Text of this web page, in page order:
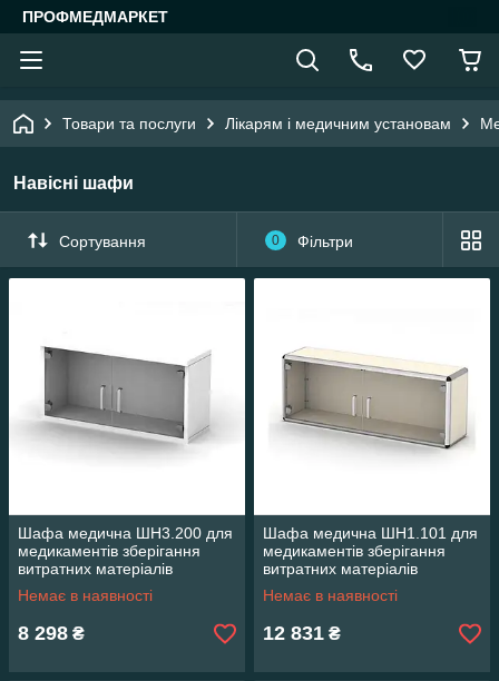
ПРОФМЕДМАРКЕТ
Товари та послуги Лікарям і медичним установам
Навісні шафи
Сортування 0 Фільтри
Шафа медична ШН3.200 для
медикаментів зберігання
витратних матеріалів
лікарських засобів навісний
Немає в наявності
8 298 ₴
Шафа медична ШН1.101 для
медикаментів зберігання
витратних матеріалів
лікарських засобів навісний
Немає в наявності
12 831 ₴